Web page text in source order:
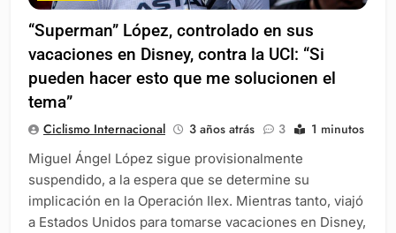
“Superman” López, controlado en sus
vacaciones en Disney, contra la UCI: “Si
pueden hacer esto que me solucionen el
tema”
Ciclismo Internacional 3 años atrás 3 1 minutos
Miguel Ángel López sigue provisionalmente
suspendido, a la espera que se determine su
implicación en la Operación Ilex. Mientras tanto, viajó
a Estados Unidos para tomarse vacaciones en Disney,